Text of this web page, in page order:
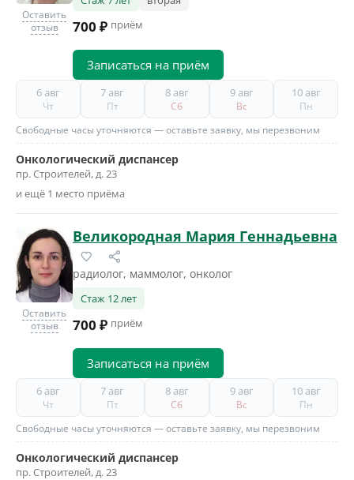
Оставить
отзыв
700 ₽ приём
Записаться на приём
6 авг
Чт
7 авг
Пт
8 авг
Сб
9 авг
Вс
10 авг
Пн
Свободные часы уточняются — оставьте заявку, мы перезвоним
Онкологический диспансер
пр. Строителей, д. 23
и ещё 1 место приёма
Оставить
отзыв
Великородная Мария Геннадьевна
радиолог, маммолог, онколог
Стаж 12 лет
700 ₽ приём
Записаться на приём
6 авг
Чт
7 авг
Пт
8 авг
Сб
9 авг
Вс
10 авг
Пн
Свободные часы уточняются — оставьте заявку, мы перезвоним
Онкологический диспансер
пр. Строителей, д. 23